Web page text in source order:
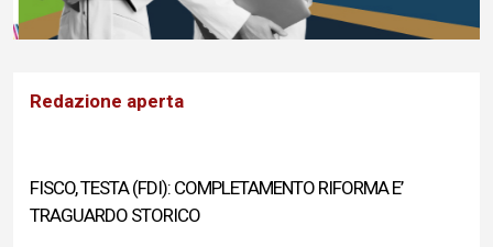
Redazione aperta
FISCO, TESTA (FDI): COMPLETAMENTO RIFORMA E’
TRAGUARDO STORICO